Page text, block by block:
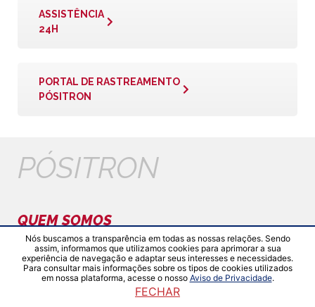
ASSISTÊNCIA
24H
PORTAL DE RASTREAMENTO
PÓSITRON
PÓSITRON
QUEM SOMOS
A marca Pósitron é conhecida pela inovação em seus
produtos e serviços, sendo uma das principais fabricantes de
acessórios automotivos e referência no desenvolvimento de
soluções tecnológicas em segurança e conforto,
Nós buscamos a transparência em todas as nossas relações. Sendo
assim, informamos que utilizamos cookies para aprimorar a sua
experiência de navegação e adaptar seus interesses e necessidades.
Para consultar mais informações sobre os tipos de cookies utilizados
em nossa plataforma, acesse o nosso Aviso de Privacidade.
FECHAR